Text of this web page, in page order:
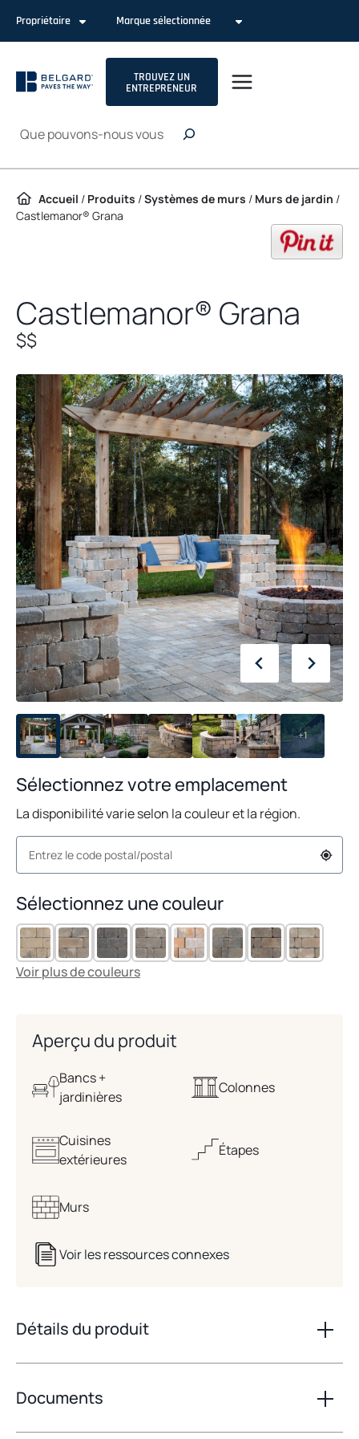
Propriétaire Marque sélectionnée
TROUVEZ UN
ENTREPRENEUR
Recherche
Accueil / Produits /Systèmes de murs / Murs de jardin /
Castlemanor® Grana
Castlemanor® Grana
$$
+1
Sélectionnez votre emplacement
La disponibilité varie selon la couleur et la région.
Sélectionnez une couleur
Voir plus de couleurs
Aperçu du produit
Bancs +
jardinières
Colonnes
Cuisines
extérieures
Étapes
Murs
Voir les ressources connexes
Détails du produit
Documents